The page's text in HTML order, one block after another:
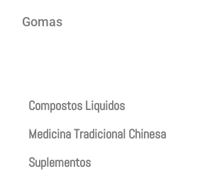
Gomas
Compostos Liquidos
Medicina Tradicional Chinesa
Suplementos